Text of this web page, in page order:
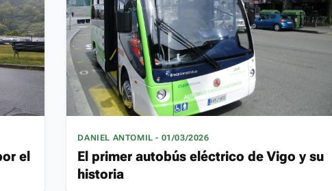
el
DANIEL ANTOMIL - 01/03/2026
El primer autobús eléctrico de Vigo y su
historia